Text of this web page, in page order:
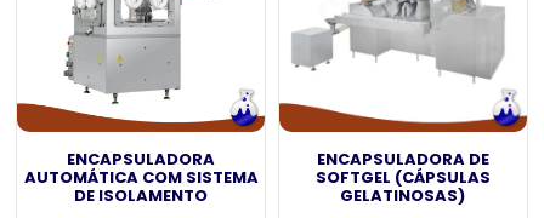
ENCAPSULADORA
AUTOMÁTICA COM SISTEMA
DE ISOLAMENTO
ENCAPSULADORA DE
SOFTGEL (CÁPSULAS
GELATINOSAS)